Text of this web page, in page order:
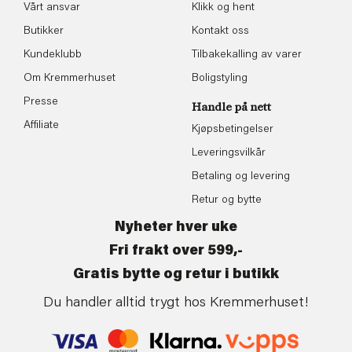
Vårt ansvar
Butikker
Kundeklubb
Om Kremmerhuset
Presse
Affiliate
Klikk og hent
Kontakt oss
Tilbakekalling av varer
Boligstyling
Handle på nett
Kjøpsbetingelser
Leveringsvilkår
Betaling og levering
Retur og bytte
Nyheter hver uke
Fri frakt over 599,-
Gratis bytte og retur i butikk
Du handler alltid trygt hos Kremmerhuset!